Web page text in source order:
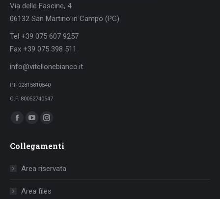
Via delle Fascine, 4
06132 San Martino in Campo (PG)
Tel +39 075 607 9257
Fax +39 075 398 511
info@vitellonebianco.it
P.I. 02815810540
C.F. 80052740547
Ci puoi trovare su:
Facebook
opens
window
YouTube
opens
window
Instagram
opens
Collegamenti
Area riservata
Area files